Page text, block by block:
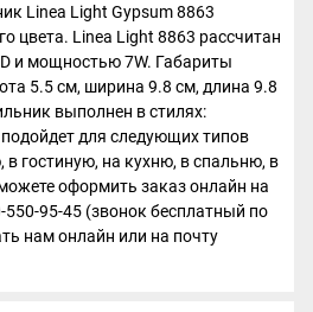
Linea Light Gypsum 8863
цвета. Linea Light 8863 рассчитан
и мощностью 7W. Габариты
5.5 см, ширина 9.8 см, длина 9.8
выполнен в стилях:
для следующих типов
гостиную, на кухню, в спальню, в
оформить заказ онлайн на
550-95-45 (звонок бесплатный по
нам онлайн или на почту